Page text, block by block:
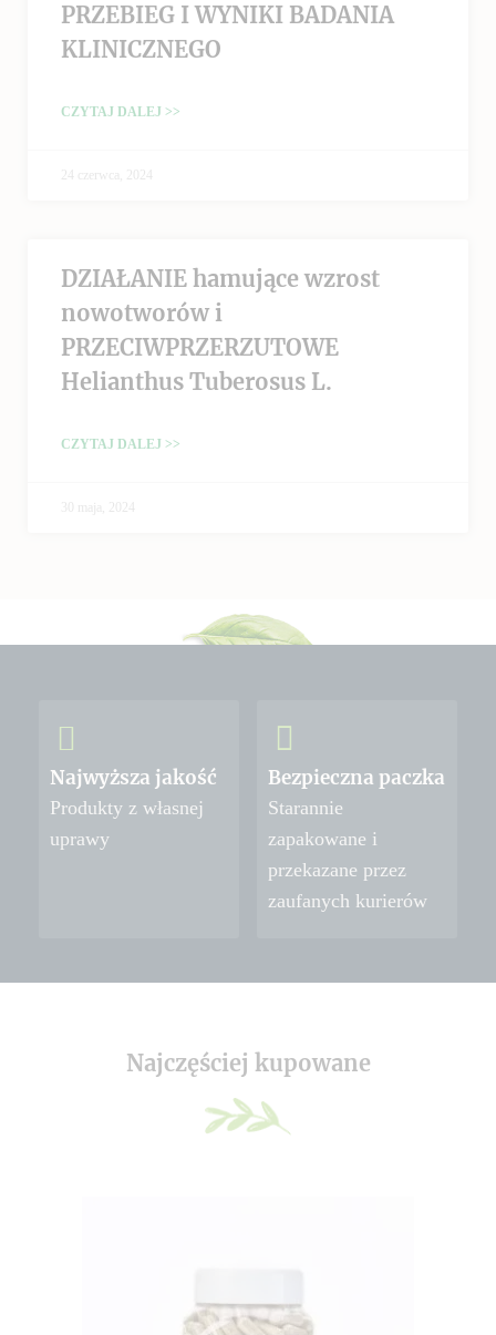
PRZEBIEG I WYNIKI BADANIA
KLINICZNEGO
CZYTAJ DALEJ >>
24 czerwca, 2024
DZIAŁANIE hamujące wzrost
nowotworów i
PRZECIWPRZERZUTOWE
Helianthus Tuberosus L.
CZYTAJ DALEJ >>
30 maja, 2024
Najwyższa jakość
Produkty z własnej
uprawy
Bezpieczna paczka
Starannie
zapakowane i
przekazane przez
zaufanych kurierów
Najczęściej kupowane